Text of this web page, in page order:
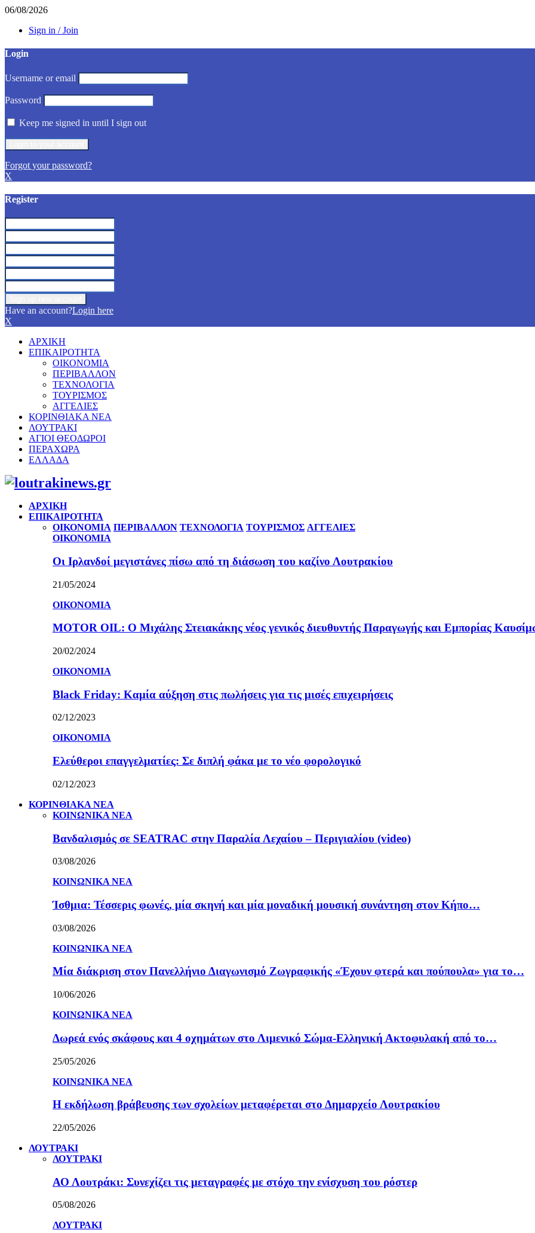
06/08/2026
Sign in / Join
Login
Username or email
Password
Keep me signed in until I sign out
Forgot your password?
X
Register
Have an account?Login here
X
ΑΡΧΙΚΗ
ΕΠΙΚΑΙΡΟΤΗΤΑ
ΟΙΚΟΝΟΜΙΑ
ΠΕΡΙΒΑΛΛΟΝ
ΤΕΧΝΟΛΟΓΙΑ
ΤΟΥΡΙΣΜΟΣ
ΑΓΓΕΛΙΕΣ
ΚΟΡΙΝΘΙΑΚΑ ΝΕΑ
ΛΟΥΤΡΑΚΙ
ΑΓΙΟΙ ΘΕΟΔΩΡΟΙ
ΠΕΡΑΧΩΡΑ
ΕΛΛΑΔΑ
Facebook
Twitter
Instagram
Pinterest
Youtube
ΑΡΧΙΚΗ
ΕΠΙΚΑΙΡΟΤΗΤΑ
ΟΙΚΟΝΟΜΙΑ ΠΕΡΙΒΑΛΛΟΝ ΤΕΧΝΟΛΟΓΙΑ ΤΟΥΡΙΣΜΟΣ ΑΓΓΕΛΙΕΣ
ΟΙΚΟΝΟΜΙΑ
Οι Ιρλανδοί μεγιστάνες πίσω από τη διάσωση του καζίνο Λουτρακίου
21/05/2024
ΟΙΚΟΝΟΜΙΑ
MOTOR OIL: Ο Μιχάλης Στειακάκης νέος γενικός διευθυντής Παραγωγής και Εμπορίας
20/02/2024
ΟΙΚΟΝΟΜΙΑ
Black Friday: Καμία αύξηση στις πωλήσεις για τις μισές επιχειρήσεις
02/12/2023
ΟΙΚΟΝΟΜΙΑ
Ελεύθεροι επαγγελματίες: Σε διπλή φάκα με το νέο φορολογικό
02/12/2023
ΚΟΡΙΝΘΙΑΚΑ ΝΕΑ
ΚΟΙΝΩΝΙΚΑ ΝΕΑ
Βανδαλισμός σε SEATRAC στην Παραλία Λεχαίου – Περιγιαλίου (video)
03/08/2026
ΚΟΙΝΩΝΙΚΑ ΝΕΑ
Ίσθμια: Τέσσερις φωνές, μία σκηνή και μία μοναδική μουσική συνάντηση στον Κήπο…
03/08/2026
ΚΟΙΝΩΝΙΚΑ ΝΕΑ
Μία διάκριση στον Πανελλήνιο Διαγωνισμό Ζωγραφικής «Έχουν φτερά και πούπουλα» για το…
10/06/2026
ΚΟΙΝΩΝΙΚΑ ΝΕΑ
Δωρεά ενός σκάφους και 4 οχημάτων στο Λιμενικό Σώμα-Ελληνική Ακτοφυλακή από το…
25/05/2026
ΚΟΙΝΩΝΙΚΑ ΝΕΑ
Η εκδήλωση βράβευσης των σχολείων μεταφέρεται στο Δημαρχείο Λουτρακίου
22/05/2026
ΛΟΥΤΡΑΚΙ
ΛΟΥΤΡΑΚΙ
ΑΟ Λουτράκι: Συνεχίζει τις μεταγραφές με στόχο την ενίσχυση του ρόστερ
05/08/2026
ΛΟΥΤΡΑΚΙ